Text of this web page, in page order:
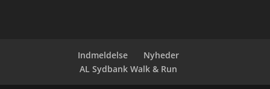
Indmeldelse
Nyheder
AL Sydbank Walk & Run